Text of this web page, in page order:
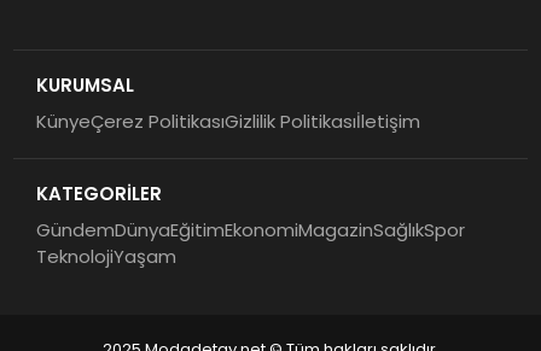
KURUMSAL
KünyeÇerez PolitikasıGizlilik Politikasıİletişim
KATEGORİLER
GündemDünyaEğitimEkonomiMagazinSağlıkSpor
TeknolojiYaşam